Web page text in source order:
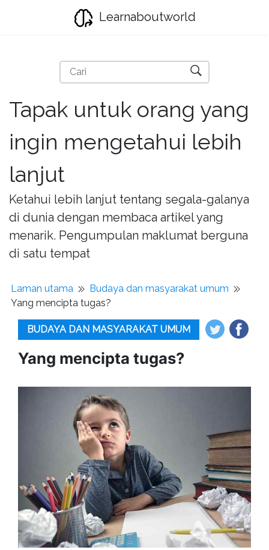
Learnaboutworld
Tapak untuk orang yang
ingin mengetahui lebih
lanjut
Ketahui lebih lanjut tentang segala-galanya
di dunia dengan membaca artikel yang
menarik. Pengumpulan maklumat berguna
di satu tempat
Laman utama
Budaya dan masyarakat umum
Yang mencipta tugas?
BUDAYA DAN MASYARAKAT UMUM
Yang mencipta tugas?